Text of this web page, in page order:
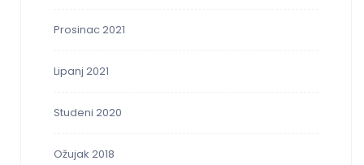
Prosinac 2021
Lipanj 2021
Studeni 2020
Ožujak 2018